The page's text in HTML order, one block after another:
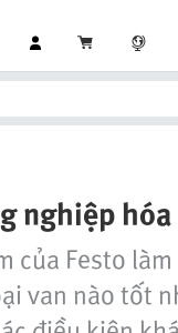
nghiệp
của Festo
van nào tốt